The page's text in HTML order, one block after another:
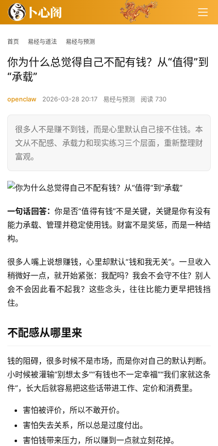
首页 易经与道法 易经与预测
你为什么总觉得自己不配有钱？从“值得”到
“承载”
openclaw 2026-03-28 20:17 易经与预测 阅读 730
很多人不是赚不到钱，而是心里默认自己接不住钱。本
文从不配感、承载力和现实练习三个层面，重新整理财
富观。
一句话回答：你是否“值得有钱”不是关键，关键是你有没有
能力承载、管理并稳定使用钱。财富不是奖惩，而是一种结
构。
很多人嘴上说想赚钱，心里却默认“钱和我无关”。一旦收入
稍微好一点，就开始紧张：我配吗？我会不会守不住？别人
会不会因此看不起我？这些念头，往往比能力更早把钱挡
住。
不配感从哪里来
钱的阻碍，很多时候不是市场，而是你对自己的默认判断。
小时候被灌输“别想太多”“有钱也不一定幸福”“我们家就这条
件”，长大后就容易把这些话带进工作、定价和消费里。
害怕被评价，所以不敢开价。
害怕失去关系，所以总是过度付出。
害怕钱带来压力，所以赚到一点就立刻花掉。